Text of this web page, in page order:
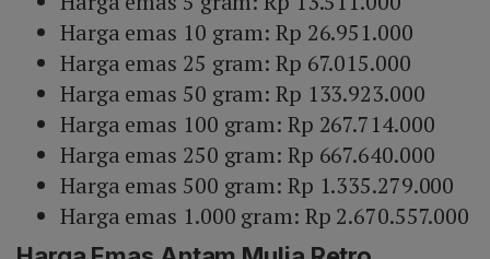
Harga emas 10 gram: Rp 26.951.000
Harga emas 25 gram: Rp 67.015.000
Harga emas 50 gram: Rp 133.923.000
Harga emas 100 gram: Rp 267.714.000
Harga emas 250 gram: Rp 667.640.000
Harga emas 500 gram: Rp 1.335.279.000
Harga emas 1.000 gram: Rp 2.670.557.000